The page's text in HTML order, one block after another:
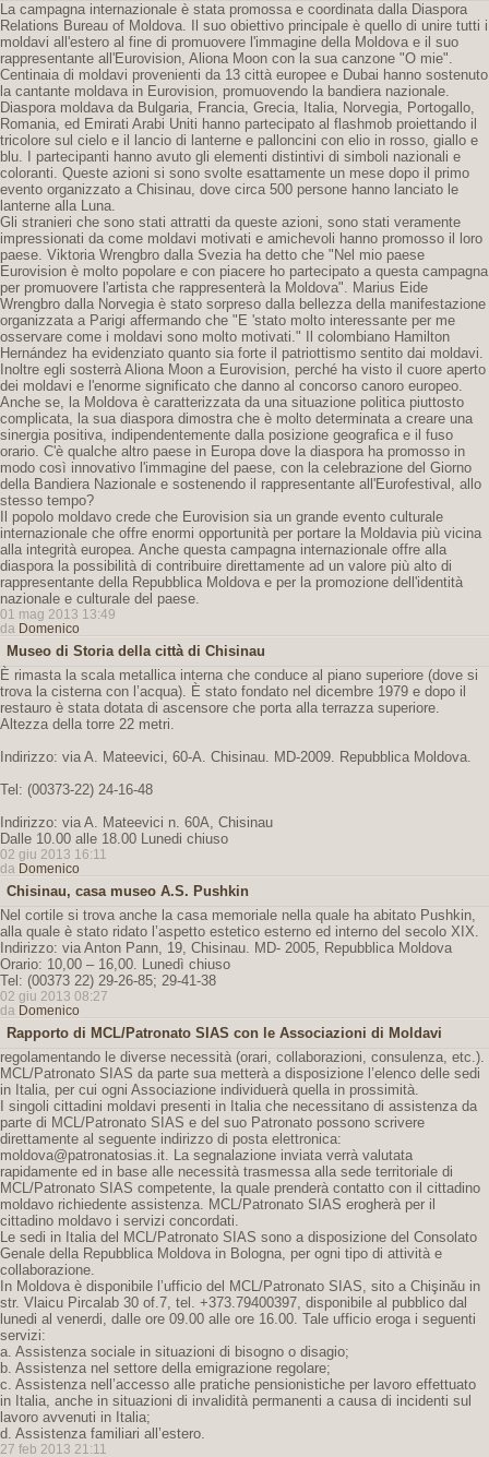
La campagna internazionale è stata promossa e coordinata dalla Diaspora
Relations Bureau of Moldova. Il suo obiettivo principale è quello di unire tutti i
moldavi all'estero al fine di promuovere l'immagine della Moldova e il suo
rappresentante all'Eurovision, Aliona Moon con la sua canzone "O mie".
Centinaia di moldavi provenienti da 13 città europee e Dubai hanno sostenuto
la cantante moldava in Eurovision, promuovendo la bandiera nazionale.
Diaspora moldava da Bulgaria, Francia, Grecia, Italia, Norvegia, Portogallo,
Romania, ed Emirati Arabi Uniti hanno partecipato al flashmob proiettando il
tricolore sul cielo e il lancio di lanterne e palloncini con elio in rosso, giallo e
blu. I partecipanti hanno avuto gli elementi distintivi di simboli nazionali e
coloranti. Queste azioni si sono svolte esattamente un mese dopo il primo
evento organizzato a Chisinau, dove circa 500 persone hanno lanciato le
lanterne alla Luna.
Gli stranieri che sono stati attratti da queste azioni, sono stati veramente
impressionati da come moldavi motivati ​​e amichevoli hanno promosso il loro
paese. Viktoria Wrengbro dalla Svezia ha detto che "Nel mio paese
Eurovision è molto popolare e con piacere ho partecipato a questa campagna
per promuovere l'artista che rappresenterà la Moldova". Marius Eide
Wrengbro dalla Norvegia è stato sorpreso dalla bellezza della manifestazione
organizzata a Parigi affermando che "E 'stato molto interessante per me
osservare come i moldavi sono molto motivati." Il colombiano Hamilton
Hernández ha evidenziato quanto sia forte il patriottismo sentito dai moldavi.
Inoltre egli sosterrà Aliona Moon a Eurovision, perché ha visto il cuore aperto
dei moldavi e l'enorme significato che danno al concorso canoro europeo.
Anche se, la Moldova è caratterizzata da una situazione politica piuttosto
complicata, la sua diaspora dimostra che è molto determinata a creare una
sinergia positiva, indipendentemente dalla posizione geografica e il fuso
orario. C'è qualche altro paese in Europa dove la diaspora ha promosso in
modo così innovativo l'immagine del paese, con la celebrazione del Giorno
della Bandiera Nazionale e sostenendo il rappresentante all'Eurofestival, allo
stesso tempo?
Il popolo moldavo crede che Eurovision sia un grande evento culturale
internazionale che offre enormi opportunità per portare la Moldavia più vicina
alla integrità europea. Anche questa campagna internazionale offre alla
diaspora la possibilità di contribuire direttamente ad un valore più alto di
rappresentante della Repubblica Moldova e per la promozione dell'identità
nazionale e culturale del paese.
01 mag 2013 13:49
da Domenico
Museo di Storia della città di Chisinau
È rimasta la scala metallica interna che conduce al piano superiore (dove si
trova la cisterna con l’acqua). È stato fondato nel dicembre 1979 e dopo il
restauro è stata dotata di ascensore che porta alla terrazza superiore.
Altezza della torre 22 metri.
Indirizzo: via A. Mateevici, 60-A. Chisinau. MD-2009. Repubblica Moldova.
Tel: (00373-22) 24-16-48
Indirizzo: via A. Mateevici n. 60A, Chisinau
Dalle 10.00 alle 18.00 Lunedi chiuso
02 giu 2013 16:11
da Domenico
Chisinau, casa museo A.S. Pushkin
Nel cortile si trova anche la casa memoriale nella quale ha abitato Pushkin,
alla quale è stato ridato l’aspetto estetico esterno ed interno del secolo XIX.
Indirizzo: via Anton Pann, 19, Chisinau. MD- 2005, Repubblica Moldova
Orario: 10,00 – 16,00. Lunedì chiuso
Tel: (00373 22) 29-26-85; 29-41-38
02 giu 2013 08:27
da Domenico
Rapporto di MCL/Patronato SIAS con le Associazioni di Moldavi
regolamentando le diverse necessità (orari, collaborazioni, consulenza, etc.).
MCL/Patronato SIAS da parte sua metterà a disposizione l’elenco delle sedi
in Italia, per cui ogni Associazione individuerà quella in prossimità.
I singoli cittadini moldavi presenti in Italia che necessitano di assistenza da
parte di MCL/Patronato SIAS e del suo Patronato possono scrivere
direttamente al seguente indirizzo di posta elettronica:
moldova@patronatosias.it. La segnalazione inviata verrà valutata
rapidamente ed in base alle necessità trasmessa alla sede territoriale di
MCL/Patronato SIAS competente, la quale prenderà contatto con il cittadino
moldavo richiedente assistenza. MCL/Patronato SIAS erogherà per il
cittadino moldavo i servizi concordati.
Le sedi in Italia del MCL/Patronato SIAS sono a disposizione del Consolato
Genale della Repubblica Moldova in Bologna, per ogni tipo di attività e
collaborazione.
In Moldova è disponibile l’ufficio del MCL/Patronato SIAS, sito a Chişinău in
str. Vlaicu Pircalab 30 of.7, tel. +373.79400397, disponibile al pubblico dal
lunedi al venerdi, dalle ore 09.00 alle ore 16.00. Tale ufficio eroga i seguenti
servizi:
a. Assistenza sociale in situazioni di bisogno o disagio;
b. Assistenza nel settore della emigrazione regolare;
c. Assistenza nell’accesso alle pratiche pensionistiche per lavoro effettuato
in Italia, anche in situazioni di invalidità permanenti a causa di incidenti sul
lavoro avvenuti in Italia;
d. Assistenza familiari all’estero.
27 feb 2013 21:11